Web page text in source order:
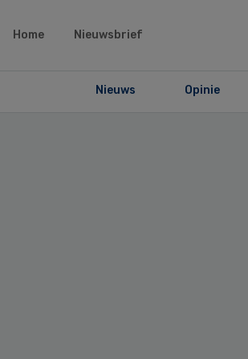
Home Nieuwsbrief
Nieuws Opinie